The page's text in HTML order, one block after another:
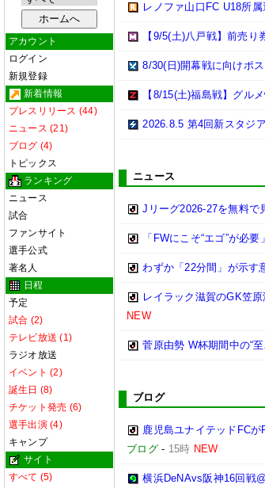
アカウント
ログイン
新規登録
新着情報
プレスリリース (44)
ニュース (21)
ブログ (4)
トピックス
ランキング
ニュース
試合
ファンサイト
選手公式
著名人
日程
予定
試合 (2)
テレビ放送 (1)
ラジオ放送
イベント (2)
誕生日 (8)
チケット発売 (6)
選手出演 (4)
キャンプ
サイト
すべて (5)
レノファ山口FC U18所
【9/5(土)八戸戦】前売り
8/30(日)開幕戦に向けポ
【8/15(土)福島戦】グル
2026.8.5 第4回新スタジ
ニュース
Jリーグ2026-27を無料で
「FWにこそ“エゴ”が必
わずか「22分間」が示す
レイラック滋賀のGK笠
NEW
菅原由勢 W杯期間中の“
ブログ
鹿児島ユナイテッドFC
ブログ- 15時 NEW
横浜DeNAvs阪神16回戦